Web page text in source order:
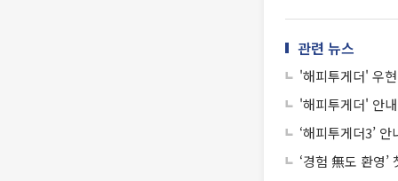
관련 뉴스
'해피투게더' 우
'해피투게더' 안
‘해피투게더3’
‘경험 無도 환영